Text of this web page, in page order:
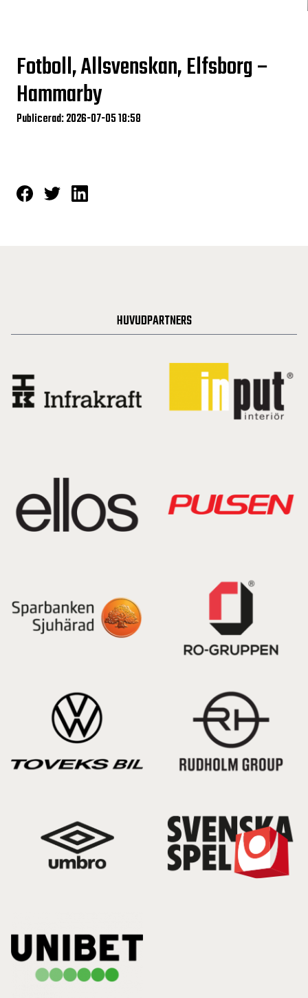
Fotboll, Allsvenskan, Elfsborg –
Hammarby
Publicerad: 2026-07-05 18:58
HUVUDPARTNERS